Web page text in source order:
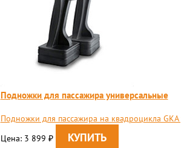
Подножки для пассажира универсальные
Подножки для пассажира на квадроцикла
Цена: 3 899 ₽